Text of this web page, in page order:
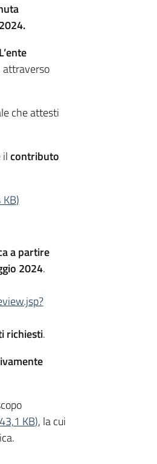
L’ente
attraverso
che attesti
ilcontributo
)
a partire
2024.
richiesti.
43,1 KB), la cui